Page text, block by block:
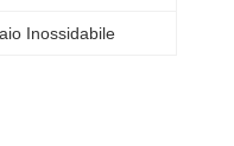
Inossidabile